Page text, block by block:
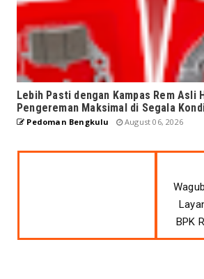
Lebih Pasti dengan Kampas Rem Asli
Pengereman Maksimal di Segala
Pedoman Bengkulu August 06, 2026
BPK